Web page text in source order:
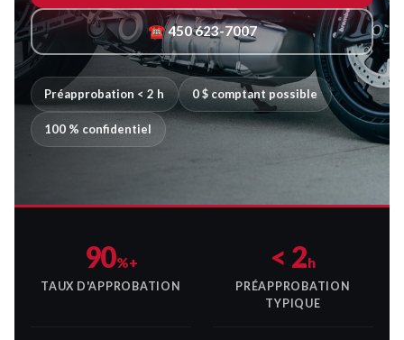
☎ 450 623-7007
Préapprobation < 2 h 0 $ comptant possible
100 % confidentiel
90%+
TAUX D'APPROBATION
< 2h
PRÉAPPROBATION
TYPIQUE